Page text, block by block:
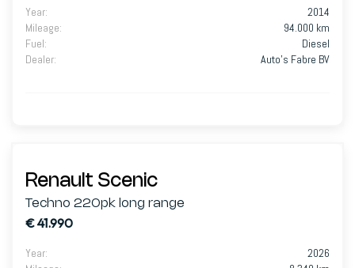
Year:
2014
Mileage:
94.000 km
Fuel:
Diesel
Dealer: Auto's Fabre BV
Renault Scenic
Techno 220pk long range
€ 41.990
Year:
2026